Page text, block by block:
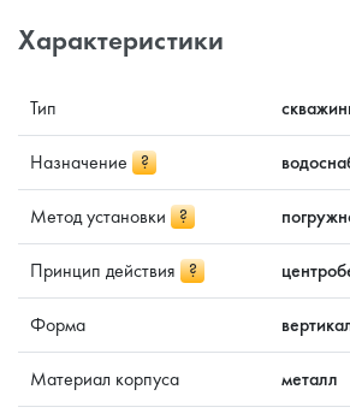
Характеристики
Тип
Назначение ?
Метод установки ?
Принцип действия ?
Форма
Материал корпуса металл